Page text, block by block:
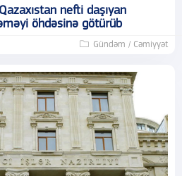
nefti daşıyan
öhdəsinə götürüb
Gündəm / Cəmiyyət